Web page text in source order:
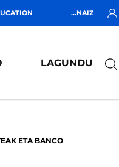
...NAIZ
LAGUNDU
ETA BANCO